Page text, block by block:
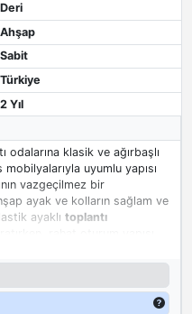
Deri
Ahşap
Sabit
Türkiye
2 Yıl
klasik ve ağırbaşlı
uyumlu yapısı
vazgeçilmez bir
ayak ve kolların sağlam ve
ayaklı toplantı
bırakmıyor. Toplantı
bir atmosfer arayan
okuyan bir prestij ifadesi